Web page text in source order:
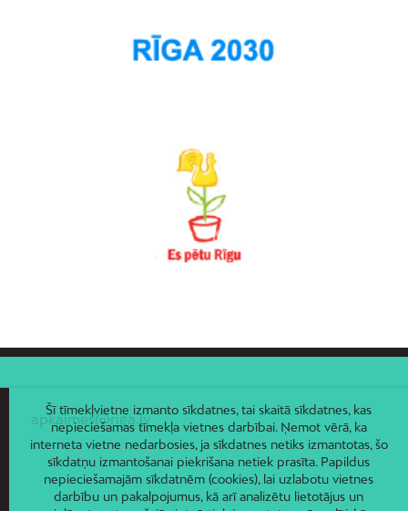
apkaimes@riga.lv
Šī tīmekļvietne izmanto sīkdatnes, tai skaitā sīkdatnes, kas
nepieciešamas tīmekļa vietnes darbībai. Ņemot vērā, ka
interneta vietne nedarbosies, ja sīkdatnes netiks izmantotas, šo
sīkdatņu izmantošanai piekrišana netiek prasīta. Papildus
nepieciešamajām sīkdatnēm (cookies), lai uzlabotu vietnes
darbību un pakalpojumus, kā arī analizētu lietotājus un